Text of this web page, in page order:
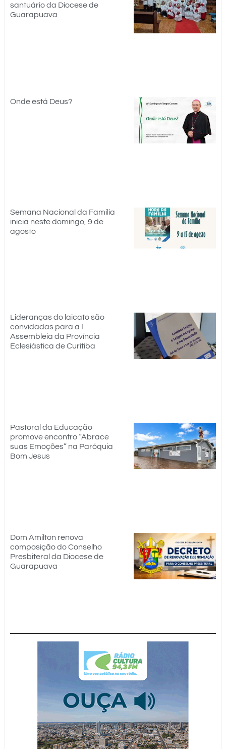
santuário da Diocese de
Guarapuava
Onde está Deus?
Semana Nacional da Família
inicia neste domingo, 9 de
agosto
Lideranças do laicato são
convidadas para a I
Assembleia da Província
Eclesiástica de Curitiba
Pastoral da Educação
promove encontro “Abrace
suas Emoções” na Paróquia
Bom Jesus
Dom Amilton renova
composição do Conselho
Presbiteral da Diocese de
Guarapuava